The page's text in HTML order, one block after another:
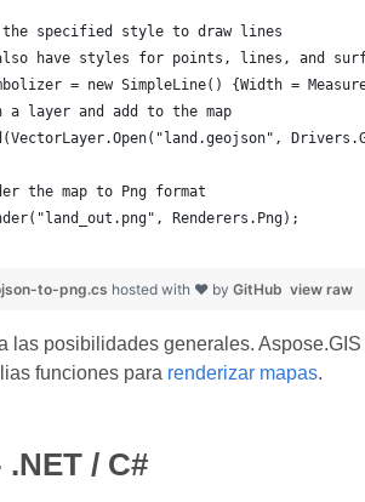
the specified style to draw lines
have styles for points, lines, and
= new SimpleLine() {Width =
a layer and add to the map
the map to Png format
Renderers.Png);
view raw
to-png.cs hosted with ❤ by GitHub
las posibilidades generales. Aspose.GIS
funciones para renderizar mapas.
/ C#